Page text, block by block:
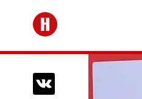
Перейти на главную
Поделиться Вконтакте